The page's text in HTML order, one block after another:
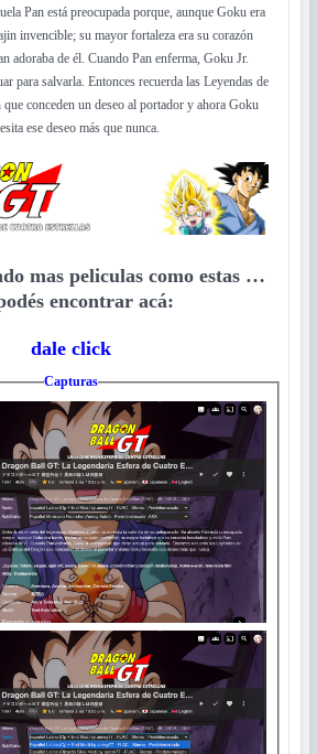
Pan está preocupada porque, aunque Goku era
invencible; su mayor fortaleza era su corazón
adoraba de él. Cuando Pan enferma, Goku Jr.
para salvarla. Entonces recuerda las Leyendas de
conceden un deseo al portador y ahora Goku
ese deseo más que nunca.
mas peliculas como estas …
encontrar acá:
dale click
Capturas